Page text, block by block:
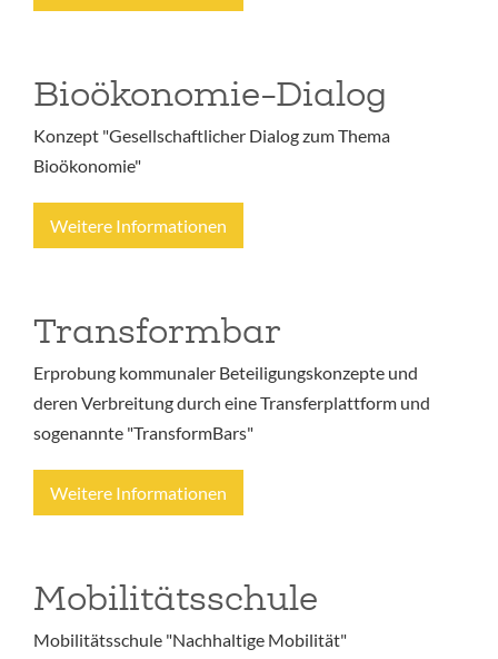
Bioökonomie-Dialog
Konzept "Gesellschaftlicher Dialog zum Thema
Bioökonomie"
Weitere Informationen
Transformbar
Erprobung kommunaler Beteiligungskonzepte und
deren Verbreitung durch eine Transferplattform und
sogenannte "TransformBars"
Weitere Informationen
Mobilitätsschule
Mobilitätsschule "Nachhaltige Mobilität"